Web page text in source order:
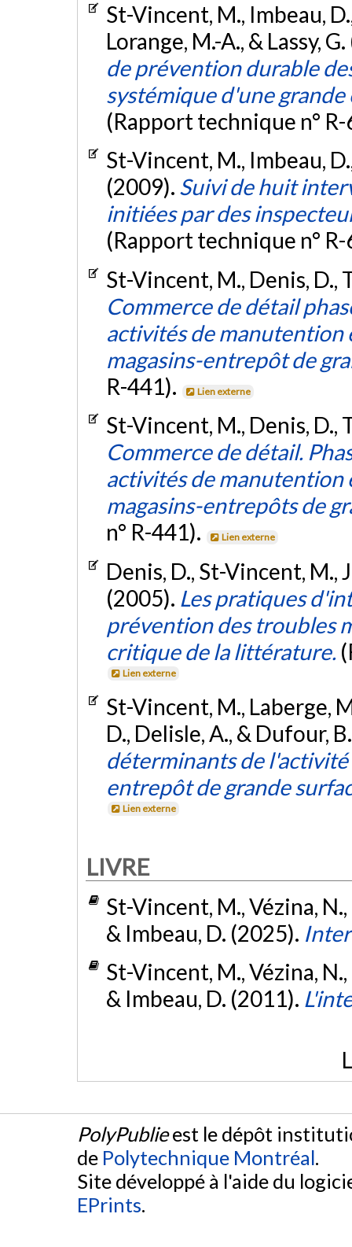
St-Vincent, M., Imbeau,
Lorange, M.-A., & Lassy,
de prévention durable
systémique d'une
(Rapport technique n°
St-Vincent, M., Imbeau,
(2009). Suivi de huit
initiées par des
(Rapport technique n°
St-Vincent, M., Denis, D.,
Commerce de détail
activités de manutention
magasins-entrepôt de
R-441).
Lien externe
St-Vincent, M., Denis, D.,
Commerce de détail.
activités de manutention
magasins-entrepôts de
n° R-441).
Lien externe
Denis, D., St-Vincent, M.,
(2005). Les pratiques
prévention des troubles
critique de la littérature.
Lien externe
St-Vincent, M., Laberge,
D., Delisle, A., & Dufour,
déterminants de
entrepôt de grande
Lien externe
LIVRE
St-Vincent, M., Vézina,
& Imbeau, D. (2025).
St-Vincent, M., Vézina,
& Imbeau, D. (2011).
PolyPublieest le dépôt
de Polytechnique Montréal.
Site développé à l'aide du
EPrints.